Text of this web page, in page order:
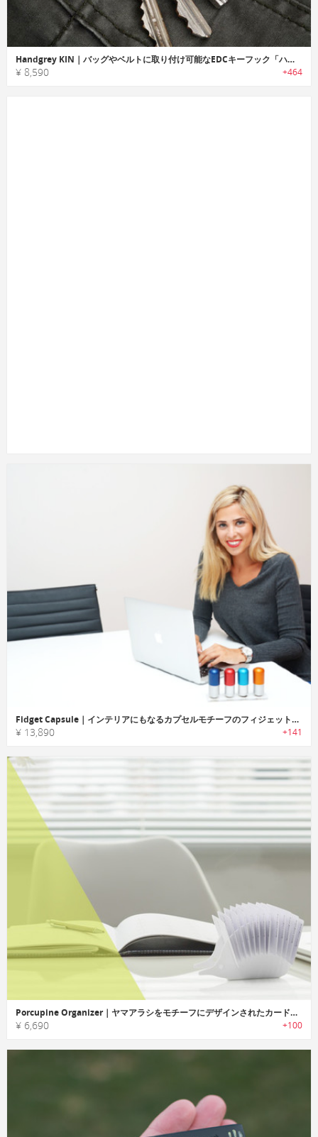
Handgrey KIN｜バッグやベルトに取り付け可能なEDCキーフック「ハンドグレイキン」
¥ 8,590 +464
Fidget Capsule｜インテリアにもなるカプセルモチーフのフィジェットトイ「フィジェットカプセル」
¥ 13,890 +141
Porcupine Organizer｜ヤマアラシをモチーフにデザインされたカードオーガナイザー「ポーキュパインオーガナイザー」
¥ 6,690 +100